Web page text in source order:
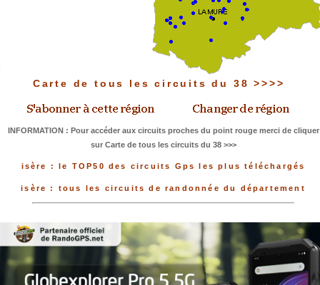
Carte de tous les circuits du 38 >>>>
INFORMATION : Pour accéder aux circuits proches du point rouge merci de cliquer
sur Carte de tous les circuits du 38 >>>
isère : le TOP50 des circuits Gps les plus téléchargés
isère : tous les circuits de randonnée du département